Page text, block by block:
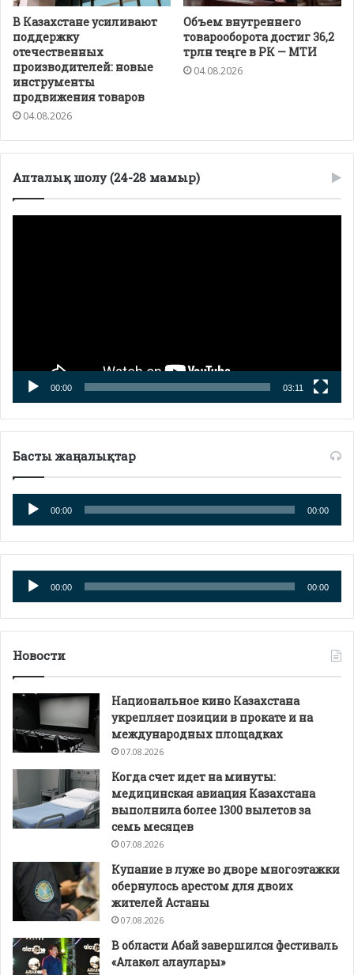
В Казахстане усиливают
поддержку
отечественных
производителей: новые
инструменты
продвижения товаров
04.08.2026
Объем внутреннего
товарооборота достиг 36,2
трлн теңге в РК — МТИ
04.08.2026
Апталық шолу (24-28 мамыр)
00:00 03:11
Басты жаңалықтар
Аудиоплеер
00:00 00:00
Аудиоплеер
00:00 00:00
Новости
Национальное кино Казахстана
укрепляет позиции в прокате и на
международных площадках
07.08.2026
Когда счет идет на минуты:
медицинская авиация Казахстана
выполнила более 1300 вылетов за
семь месяцев
07.08.2026
Купание в луже во дворе многоэтажки
обернулось арестом для двоих
жителей Астаны
07.08.2026
В области Абай завершился фестиваль
«Алакөл алаулары»